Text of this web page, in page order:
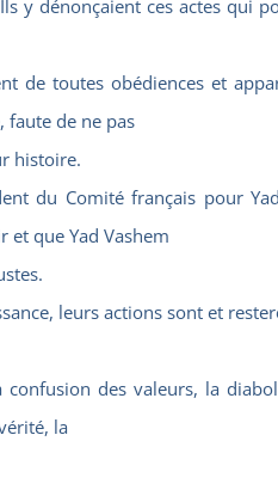
y dénonçaient ces actes qui
de toutes obédiences et
faute de ne pas
histoire.
du Comité français pour
que Yad Vashem
leurs actions sont et
des valeurs, la
la